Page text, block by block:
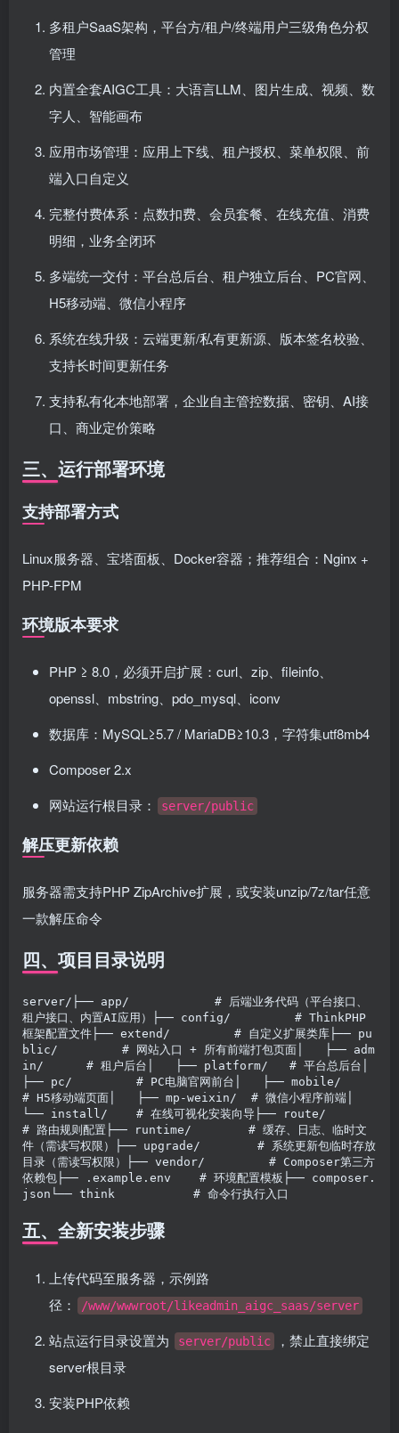
多租户SaaS架构，平台方/租户/终端用户三级角色分权
管理
内置全套AIGC工具：大语言LLM、图片生成、视频、数
字人、智能画布
应用市场管理：应用上下线、租户授权、菜单权限、前
端入口自定义
完整付费体系：点数扣费、会员套餐、在线充值、消费
明细，业务全闭环
多端统一交付：平台总后台、租户独立后台、PC官网、
H5移动端、微信小程序
系统在线升级：云端更新/私有更新源、版本签名校验、
支持长时间更新任务
支持私有化本地部署，企业自主管控数据、密钥、AI接
口、商业定价策略
三、运行部署环境
支持部署方式
Linux服务器、宝塔面板、Docker容器；推荐组合：Nginx +
PHP-FPM
环境版本要求
PHP ≥ 8.0，必须开启扩展：curl、zip、fileinfo、
openssl、mbstring、pdo_mysql、iconv
数据库：MySQL≥5.7 / MariaDB≥10.3，字符集utf8mb4
Composer 2.x
网站运行根目录：
server/public
解压更新依赖
服务器需支持PHP ZipArchive扩展，或安装unzip/7z/tar任意
一款解压命令
四、项目目录说明
server/├── app/            # 后端业务代码（平台接口、
租户接口、内置AI应用）├── config/         # ThinkPHP
框架配置文件├── extend/         # 自定义扩展类库├── pu
blic/         # 网站入口 + 所有前端打包页面│   ├── adm
in/      # 租户后台│   ├── platform/   # 平台总后台│
├── pc/         # PC电脑官网前台│   ├── mobile/
# H5移动端页面│   ├── mp-weixin/  # 微信小程序前端│
└── install/    # 在线可视化安装向导├── route/
# 路由规则配置├── runtime/        # 缓存、日志、临时文
件（需读写权限）├── upgrade/        # 系统更新包临时存放
目录（需读写权限）├── vendor/         # Composer第三方
依赖包├── .example.env    # 环境配置模板├── composer.
json└── think           # 命令行执行入口
五、全新安装步骤
上传代码至服务器，示例路
径：
/www/wwwroot/likeadmin_aigc_saas/server
站点运行目录设置为 server/public
，禁止直接绑定
server根目录
安装PHP依赖